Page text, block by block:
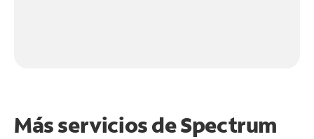
Más servicios de Spectrum